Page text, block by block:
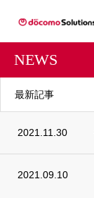
NEWS
最新記事
2021.11.30
2021.09.10